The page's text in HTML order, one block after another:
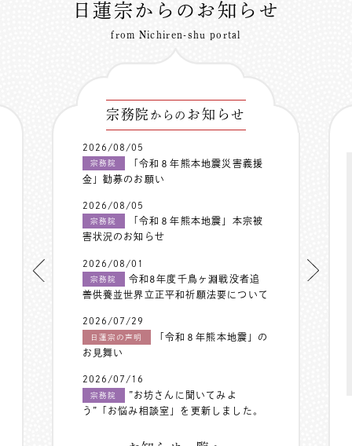
日蓮宗からのお知らせ
from Nichiren-shu portal
宗務院 からの お知らせ
2026/08/05
宗務院
「令和８年熊本地震災害義援
金」勧募のお願い
2026/08/05
宗務院
「令和８年熊本地震」本宗被
害状況のお知らせ
2026/08/01
宗務院
令和8年度千鳥ヶ淵戦没者追
善供養並世界立正平和祈願法要について
2026/07/29
日蓮宗の声明
「令和８年熊本地震」の
お見舞い
2026/07/16
宗務院
”お坊さんに聞いてみよ
う”「お悩み相談室」を更新しました。